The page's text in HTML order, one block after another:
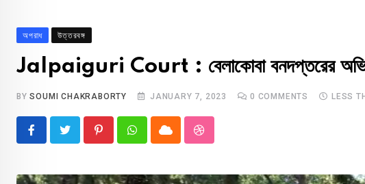
অপরাধ উত্তরবঙ্গ
Jalpaiguri Court : বেলাকোবা বনদপ্তরের
BYSOUMI CHAKRABORTY JANUARY 7, 2023 0 COMMENTS LESS
PinterestWhatsappCloud StumbleUpon